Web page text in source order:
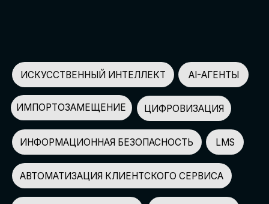
НЕЙРОСЕТИ ДЛЯ БИЗНЕСА
КЭДО АВТОМАТИЗАЦИЯ HR
АВТОМАТИЗАЦИЯ МАРКЕТИНГА И ПРОДАЖ
AI-АССИСТЕНТЫ
ЧАТ-БОТЫ
СПИКЕРОВ
150+